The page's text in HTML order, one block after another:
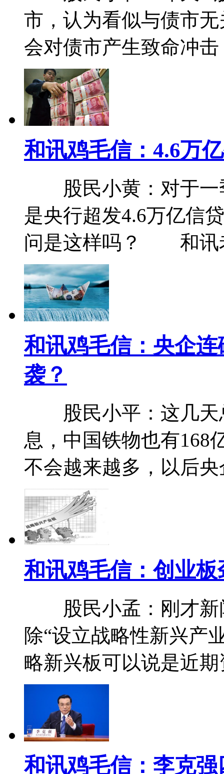
市，认为看似与债市
会对债市产生致命冲
和讯鸡毛信：4.6万
股民小黄：对于一
是央行超发4.6万亿信
问是这样吗？ 和讯
和讯鸡毛信：央企
袭？
股民小平：这几天
息，中国铁物也有168
不会越来越多，以
和讯鸡毛信：创业
股民小孟：刚才新
除“设立战略性新兴产
略新兴板可以说是近
和讯鸡毛信：李克